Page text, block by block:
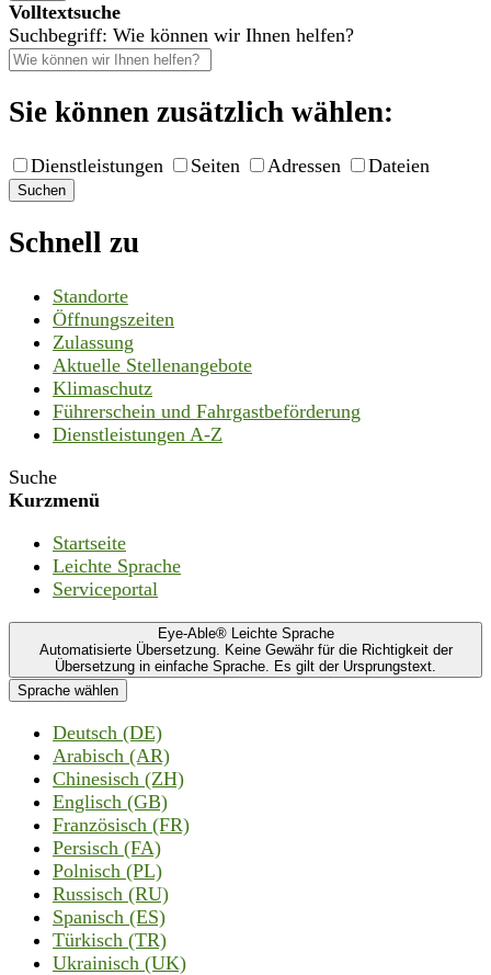
Volltextsuche
Suchbegriff: Wie können wir Ihnen helfen?
Sie können zusätzlich wählen:
Dienstleistungen Seiten Adressen Dateien
Suchen
Schnell zu
Standorte
Öffnungszeiten
Zulassung
Aktuelle Stellenangebote
Klimaschutz
Führerschein und Fahrgastbeförderung
Dienstleistungen A-Z
Suche
Kurzmenü
Startseite
Leichte Sprache
Serviceportal
Eye-Able® Leichte Sprache
Automatisierte Übersetzung. Keine Gewähr für die Richtigkeit der
Übersetzung in einfache Sprache. Es gilt der Ursprungstext.
Sprache wählen
Deutsch (DE)
Arabisch (AR)
Chinesisch (ZH)
Englisch (GB)
Französisch (FR)
Persisch (FA)
Polnisch (PL)
Russisch (RU)
Spanisch (ES)
Türkisch (TR)
Ukrainisch (UK)